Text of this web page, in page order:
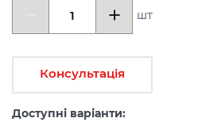
шт
Консультація
Доступні варіанти: